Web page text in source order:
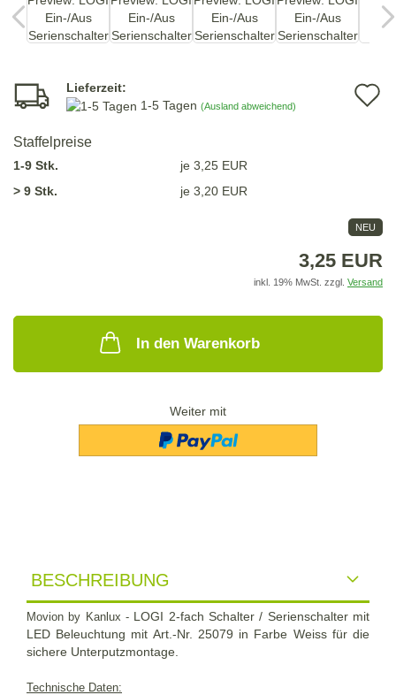
Lieferzeit:
1-5 Tagen (Ausland abweichend)
Staffelpreise
1-9 Stk.
je 3,25 EUR
> 9 Stk.
je 3,20 EUR
NEU
3,25 EUR
inkl. 19% MwSt. zzgl. Versand
In den Warenkorb
Weiter mit
BESCHREIBUNG
Movion by Kanlux - LOGI 2-fach Schalter / Serienschalter mit
LED Beleuchtung mit Art.-Nr. 25079 in Farbe Weiss für die
sichere Unterputzmontage.
Technische Daten: